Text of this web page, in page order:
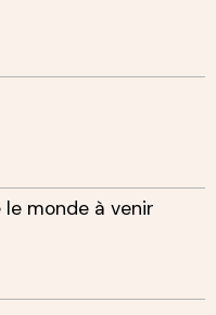
le monde à venir